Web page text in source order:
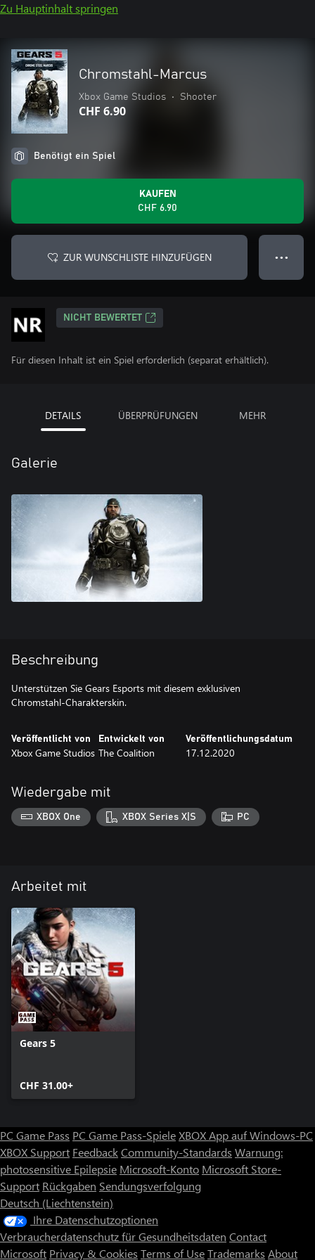
Zu Hauptinhalt springen
Chromstahl-Marcus
Xbox Game Studios • Shooter
CHF 6.90
Benötigt ein Spiel
KAUFEN
CHF 6.90
ZUR WUNSCHLISTE HINZUFÜGEN ● ● ●
NICHT BEWERTET
Für diesen Inhalt ist ein Spiel erforderlich (separat erhältlich).
DETAILS ÜBERPRÜFUNGEN MEHR
Galerie
Beschreibung
Unterstützen Sie Gears Esports mit diesem exklusiven
Chromstahl-Charakterskin.
Veröffentlicht von
Xbox Game Studios
Entwickelt von
The Coalition
Veröffentlichungsdatum
17.12.2020
Wiedergabe mit
XBOX One XBOX Series X|S PC
Arbeitet mit
Gears 5
CHF 31.00+
PC Game Pass PC Game Pass-SpieleXBOX App auf Windows-PC
XBOX Support FeedbackCommunity-Standards Warnung:
photosensitive Epilepsie Microsoft-Konto Microsoft Store-
Support Rückgaben Sendungsverfolgung
Deutsch (Liechtenstein)
Ihre Datenschutzoptionen
Verbraucherdatenschutz für Gesundheitsdaten Contact
Microsoft Privacy & Cookies Terms of UseTrademarks About